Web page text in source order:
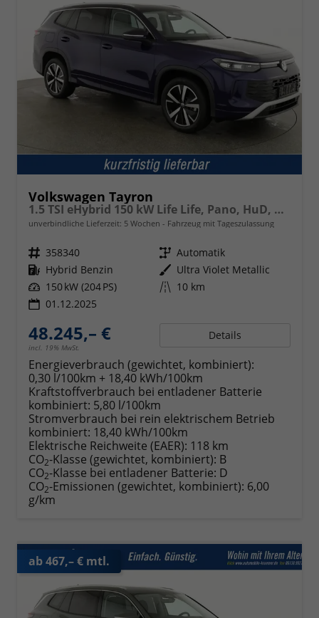
Volkswagen Tayron
1.5 TSI eHybrid 150 kW Life Life, Pano, HuD, AHK, AreaView, Side, Navi, Winter, 5-J. Garantie
unverbindliche Lieferzeit: 5 Wochen Fahrzeug mit Tageszulassung
Fahrzeugnr. 358340 Getriebe Automatik
Kraftstoff Hybrid Benzin Außenfarbe Ultra Violet Metallic
Leistung 150 kW (204 PS) Kilometerstand 10 km
01.12.2025
48.245,– €
incl. 19% MwSt.
Details
Energieverbrauch (gewichtet, kombiniert):
0,30 l/100km + 18,40 kWh/100km
Kraftstoffverbrauch bei entladener Batterie
kombiniert: 5,80 l/100km
Stromverbrauch bei rein elektrischem Betrieb
kombiniert: 18,40 kWh/100km
Elektrische Reichweite (EAER): 118 km
CO2-Klasse (gewichtet, kombiniert): B
CO2-Klasse bei entladener Batterie: D
CO2-Emissionen (gewichtet, kombiniert): 6,00
g/km
ab 467,– € mtl.